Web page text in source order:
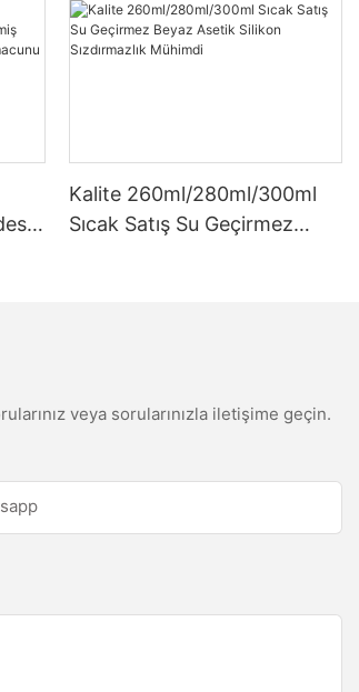
Kalite 260ml/280ml/300ml
Sıcak Satış Su Geçirmez
veya sorularınızla iletişime geçin.